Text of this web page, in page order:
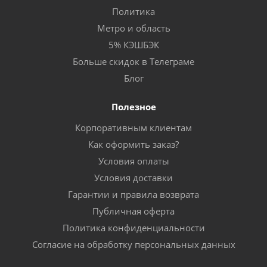
Политика
Метро и область
5% КЭШБЭК
Больше скидок в Телеграме
Блог
Полезное
Корпоративным клиентам
Как оформить заказ?
Условия оплаты
Условия доставки
Гарантии и правила возврата
Публичная оферта
Политика конфиденциальности
Согласие на обработку персональных данных